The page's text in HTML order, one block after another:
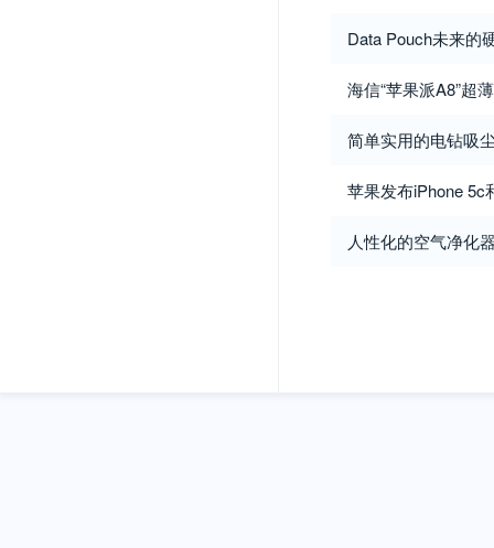
Data Pouch未来的
海信“苹果派A8”超
简单实用的电钻吸
苹果发布iPhone 5c
人性化的空气净化